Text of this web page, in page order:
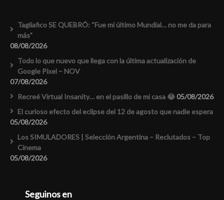
Tagliafico SE QUEBRÓ: “Fue mi último Mundial… no me da para
más”
08/08/2026
Todo lo que nuevo que llega con la última actualización de
Google Pixel – NOV
07/08/2026
Recreé Virtual Insanity… en el pasillo de mi casa 😂05/08/2026
El curioso efecto del eclipse del 12 de agosto que nadie espera
05/08/2026
Los SIMULADORES | Selección Argentina – Reclutados – Top
Cinema
05/08/2026
Seguinos en